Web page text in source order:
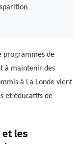
programmes de
à maintenir des
à La Londe vient
et éducatifs de
et les